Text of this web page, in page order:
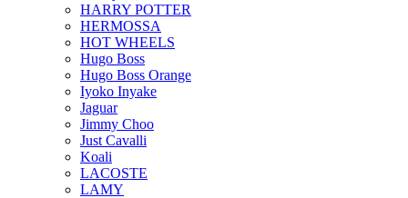
HARRY POTTER
HERMOSSA
HOT WHEELS
Hugo Boss
Hugo Boss Orange
Iyoko Inyake
Jaguar
Jimmy Choo
Just Cavalli
Koali
LACOSTE
LAMY